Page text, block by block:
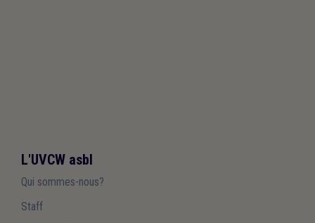
L'UVCW asbl
Qui sommes-nous?
Staff